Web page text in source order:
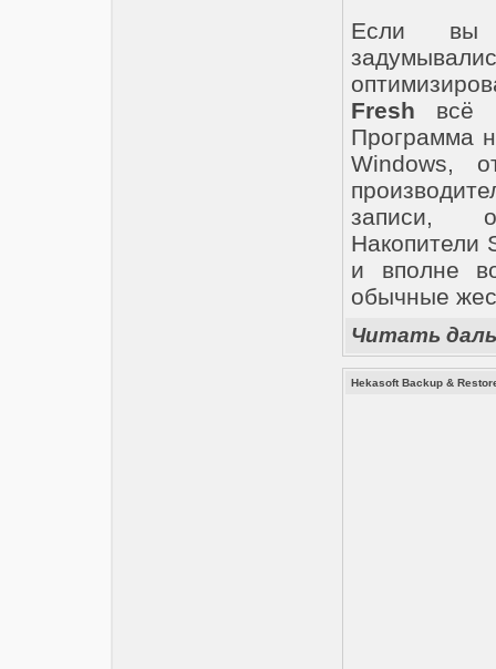
Если вы
Fresh всё
Программа
Windows,
записи,
Накопители
и вполне
обычные
Читать
Hekasoft Backup &